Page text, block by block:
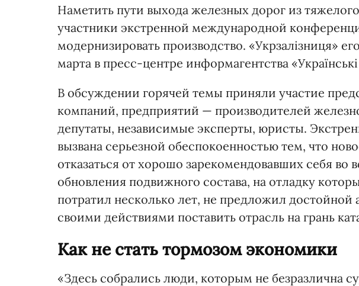
Наметить пути выхода железных дорог из
участники экстренной международной
модернизировать производство. «Укрзалізниця»
марта в пресс-центре информагентства
В обсуждении горячей темы приняли участие
компаний, предприятий — производителей
депутаты, независимые эксперты, юристы.
вызвана серьезной обеспокоенностью тем, что
отказаться от хорошо зарекомендовавших себя
обновления подвижного состава, на отладку
потратил несколько лет, не предложил достойной
своими действиями поставить отрасль на грань
Как не стать тормозом экономики
«Здесь собрались люди, которым не безразлична